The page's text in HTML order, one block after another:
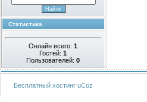
Статистика
Онлайн всего:1
Гостей:1
Пользователей:0
Бесплатный хостинг uCoz